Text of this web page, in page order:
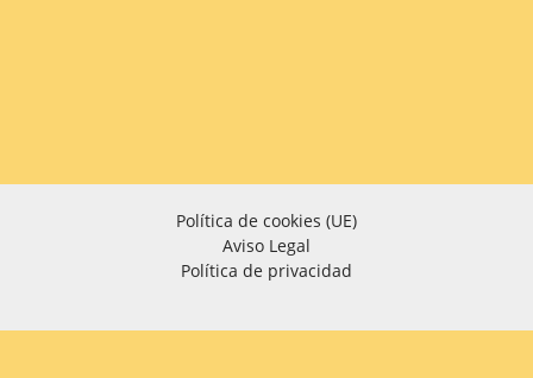
Política de cookies (UE)
Aviso Legal
Política de privacidad